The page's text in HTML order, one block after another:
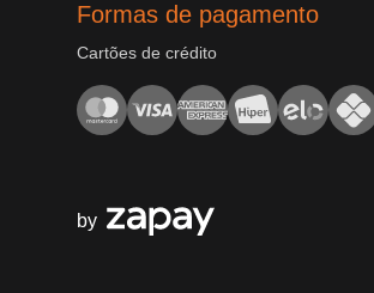
Formas de pagamento
Cartões de crédito
by